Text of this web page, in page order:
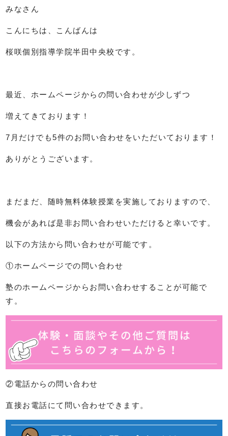
みなさん
こんにちは、こんばんは
桜咲個別指導学院半田中央校です。
最近、ホームページからの問い合わせが少しずつ
増えてきております！
7月だけでも5件のお問い合わせをいただいております！
ありがとうございます。
まだまだ、随時無料体験授業を実施しておりますので、
機会があれば是非お問い合わせいただけると幸いです。
以下の方法から問い合わせが可能です。
①ホームページでの問い合わせ
塾のホームページからお問い合わせすることが可能で
す。
②電話からの問い合わせ
直接お電話にて問い合わせできます。